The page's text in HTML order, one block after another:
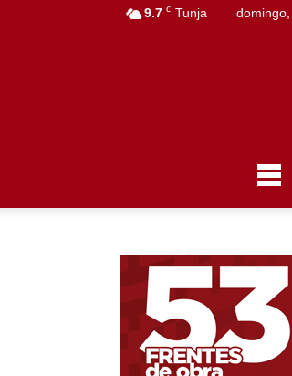
9.7 C Tunja